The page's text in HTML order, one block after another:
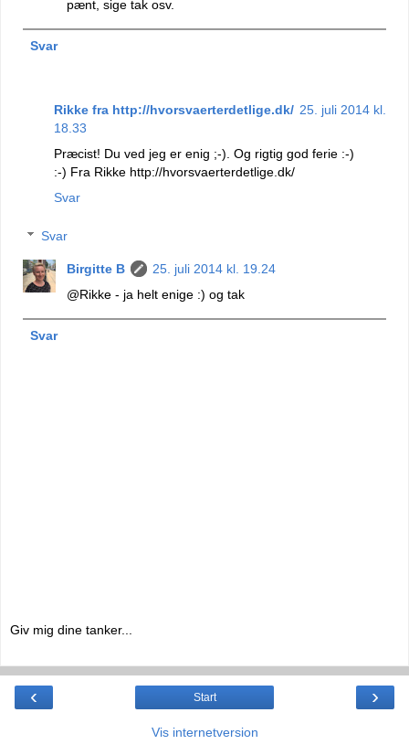
pænt, sige tak osv.
Svar
Rikke fra http://hvorsvaerterdetlige.dk/ 25. juli 2014 kl.
18.33
Præcist! Du ved jeg er enig ;-). Og rigtig god ferie :-)
:-) Fra Rikke http://hvorsvaerterdetlige.dk/
Svar
Svar
Birgitte B
25. juli 2014 kl. 19.24
@Rikke - ja helt enige :) og tak
Svar
Giv mig dine tanker...
‹ ›
Start
Vis internetversion